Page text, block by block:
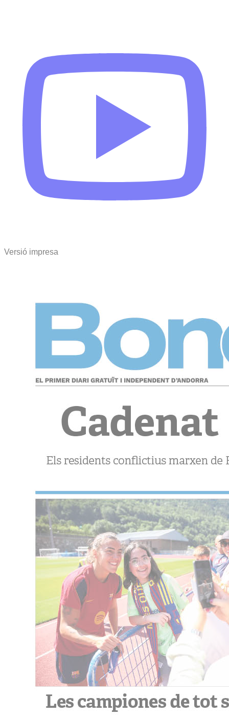
Versió impresa